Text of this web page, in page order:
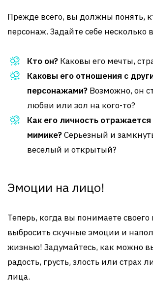
Прежде всего, вы должны понять,
персонаж. Задайте себе несколько
Кто он? Каковы его мечты,
Каковы его отношения с
персонажами? Возможно, он
любви или зол на кого-то?
Как его личность отражается
мимике?Серьезный и
веселый и открытый?
Эмоции на лицо!
Теперь, когда вы понимаете своего
выбросить скучные эмоции и
жизнью! Задумайтесь, как можно
радость, грусть, злость или страх
лица.